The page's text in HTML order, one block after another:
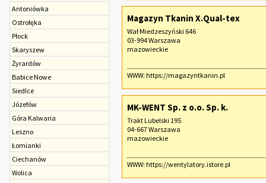
Antoniówka
Ostrołęka
Płock
Skaryszew
Żyrardów
Babice Nowe
Siedlce
Józefów
Góra Kalwaria
Leszno
Łomianki
Ciechanów
Wolica
Magazyn Tkanin X.Qual-tex
Wał Miedzeszyński 646
03-994 Warszawa
mazowieckie
WWW: https://magazyntkanin.pl
MK-WENT Sp. z o.o. Sp. k.
Trakt Lubelski 195
04-667 Warszawa
mazowieckie
WWW: https://wentylatory.istore.pl